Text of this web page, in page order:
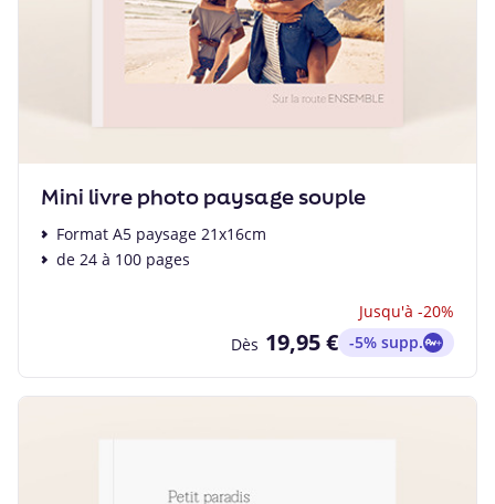
Mini livre photo paysage souple
Format A5 paysage 21x16cm
de 24 à 100 pages
Jusqu'à -20%
Dès 19,95 € -5% supp.